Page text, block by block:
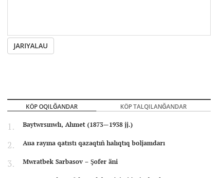
JARIYALAU
KÖP OQILĞANDAR KÖP TALQILANĞANDAR
Baytwrsınwlı, Ahmet (1873—1938 jj.)
Aua rayına qatıstı qazaqtıñ halıqtıq boljamdarı
Mwratbek Sarbasov – Şofer äni